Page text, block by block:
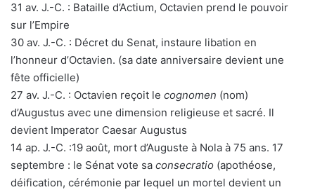
31 av. J.-C. : Bataille d’Actium, Octavien prend le pouvoir
sur l’Empire
30 av. J.-C. : Décret du Senat, instaure libation en
l’honneur d’Octavien. (sa date anniversaire devient une
fête officielle)
27 av. J.-C. : Octavien reçoit le cognomen (nom)
d’Augustus avec une dimension religieuse et sacré. Il
devient Imperator Caesar Augustus
14 ap. J.-C. :19 août, mort d’Auguste à Nola à 75 ans. 17
septembre : le Sénat vote sa consecratio (apothéose,
déification, cérémonie par lequel un mortel devient un